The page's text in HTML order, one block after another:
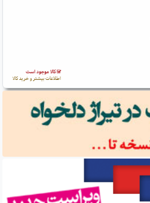
کالا موجود است
اطلاعات بیشتر و خرید کالا